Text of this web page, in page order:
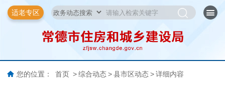
适老专区
您的位置： 首页 > 综合动态 > 县市区动态 > 详细内容